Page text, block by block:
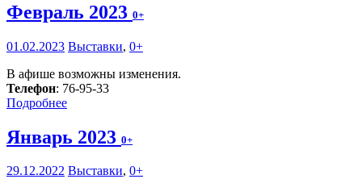
Февраль 2023 0+
01.02.2023 Выставки, 0+
В афише возможны изменения.
Телефон: 76-95-33
Подробнее
Январь 2023 0+
29.12.2022 Выставки, 0+